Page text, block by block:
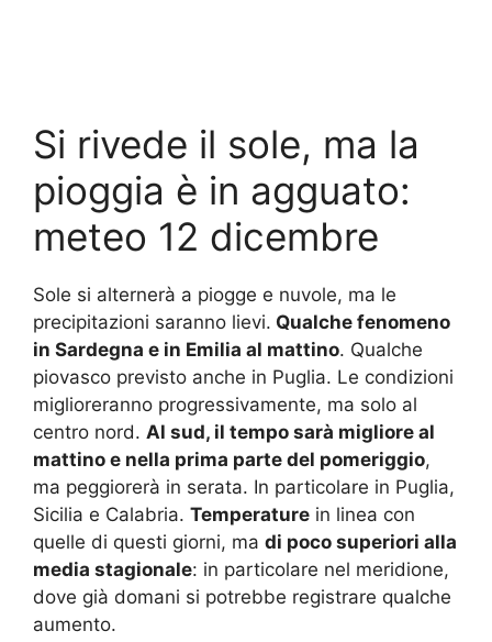
Si rivede il sole, ma la
pioggia è in agguato:
meteo 12 dicembre
Sole si alternerà a piogge e nuvole, ma le
precipitazioni saranno lievi. Qualche fenomeno
in Sardegna e in Emilia al mattino. Qualche
piovasco previsto anche in Puglia. Le condizioni
miglioreranno progressivamente, ma solo al
centro nord. Al sud, il tempo sarà migliore al
mattino e nella prima parte del pomeriggio,
ma peggiorerà in serata. In particolare in Puglia,
Sicilia e Calabria. Temperature in linea con
quelle di questi giorni, ma di poco superiori alla
media stagionale: in particolare nel meridione,
dove già domani si potrebbe registrare qualche
aumento.